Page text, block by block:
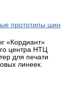
прототипы шин
«Кордиант»
центра НТЦ
для печати
линеек.